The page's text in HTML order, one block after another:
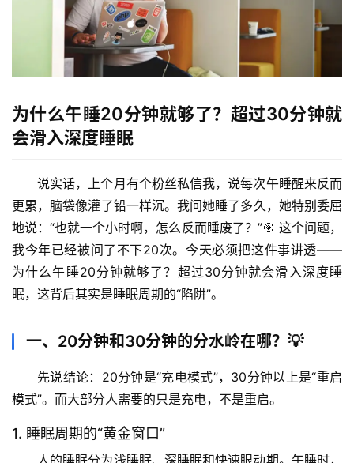
为什么午睡20分钟就够了？超过30分钟就
会滑入深度睡眠
说实话，上个月有个粉丝私信我，说每次午睡醒来反而
更累，脑袋像灌了铅一样沉。我问她睡了多久，她特别委屈
地说：“也就一个小时啊，怎么反而睡废了？”🎯 这个问题，
我今年已经被问了不下20次。今天必须把这件事讲透——
为什么午睡20分钟就够了？超过30分钟就会滑入深度睡
眠，这背后其实是睡眠周期的“陷阱”。
一、20分钟和30分钟的分水岭在哪？💡
先说结论： 20分钟是“充电模式”，30分钟以上是“重启
模式”。而大部分人需要的只是充电，不是重启。
1. 睡眠周期的“黄金窗口”